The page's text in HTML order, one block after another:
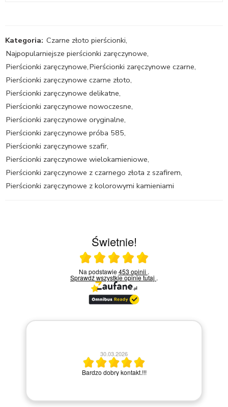
Kategoria: Czarne złoto pierścionki,
Najpopularniejsze pierścionki zaręczynowe,
Pierścionki zaręczynowe,Pierścionki zaręczynowe czarne,
Pierścionki zaręczynowe czarne złoto,
Pierścionki zaręczynowe delikatne,
Pierścionki zaręczynowe nowoczesne,
Pierścionki zaręczynowe oryginalne,
Pierścionki zaręczynowe próba 585,
Pierścionki zaręczynowe szafir,
Pierścionki zaręczynowe wielokamieniowe,
Pierścionki zaręczynowe z czarnego złota z szafirem,
Pierścionki zaręczynowe z kolorowymi kamieniami
Świetnie!
Ocena średnia 5 na 5
Na podstawie453 opinii .
Sprawdź wszystkie opinietutaj .
30.03.2026
Bardzo dobry kontakt.!!!